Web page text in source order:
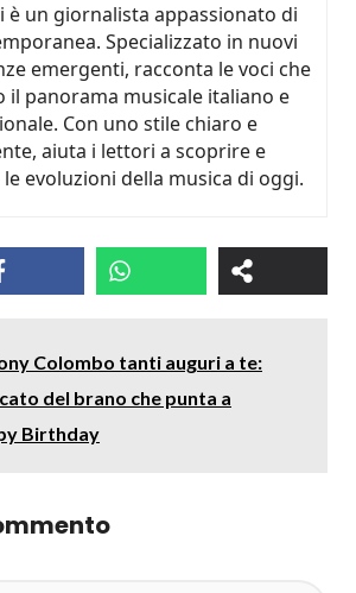
è un giornalista appassionato di
Specializzato in nuovi
emergenti, racconta le voci che
panorama musicale italiano e
Con uno stile chiaro e
aiuta i lettori a scoprire e
evoluzioni della musica di oggi.
Colombo tanti auguri a te:
del brano che punta a
Birthday